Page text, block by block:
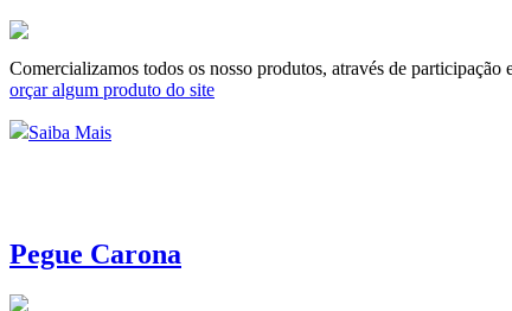
Comercializamos todos os nosso produtos, através de
orçar algum produto do site
Saiba Mais
Pegue Carona